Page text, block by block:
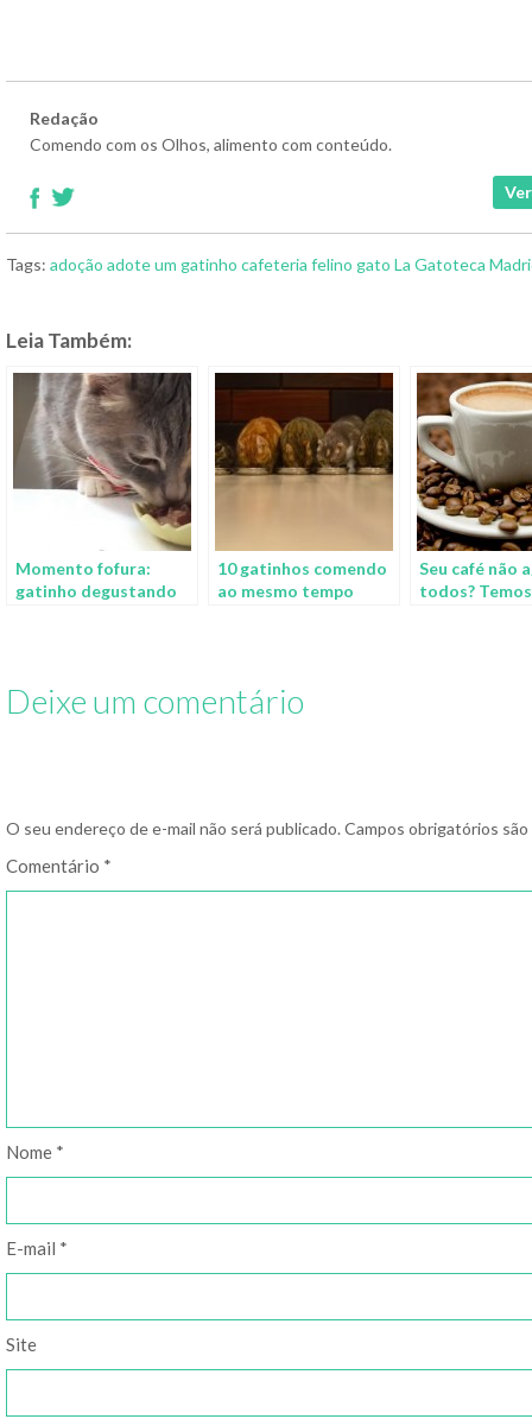
Redação
Comendo com os Olhos, alimento com conteúdo.
Tags: adoção adote um gatinho cafeteria felino gato La Gatoteca
Leia Também:
Momento fofura:
gatinho degustando
10 gatinhos comendo
ao mesmo tempo
Seu café não
todos?
Deixe um comentário
O seu endereço de e-mail não será publicado. Campos obrigatórios
Comentário *
Nome *
E-mail *
Site